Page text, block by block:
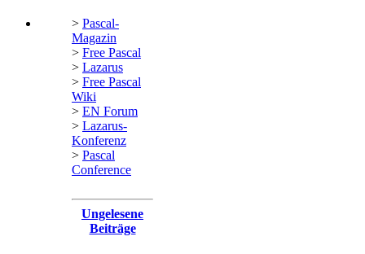
> Pascal-
Magazin
> Free Pascal
> Lazarus
> Free Pascal
Wiki
> EN Forum
> Lazarus-
Konferenz
> Pascal
Conference
Ungelesene
Beiträge